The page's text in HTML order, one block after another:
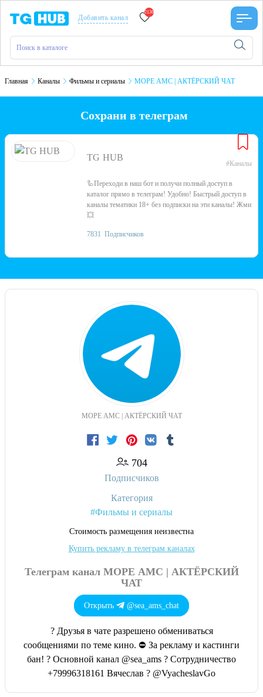
Добавить канал
2136
Главная Каналы Фильмы и сериалы МОРЕ АМС | АКТЁРСКИЙ ЧАТ
Сохрани в телеграм
TG HUB
#Каналы
🦾Переходи в наш бот и получи полный доступ в
каталог прямо в телеграм! Удобно! Быстрый доступ в
каналы тематики 18+ без подписки на эти каналы! Жми
💥
7831 Подписчиков
МОРЕ АМС | АКТЁРСКИЙ ЧАТ
Телеграм канал МОРЕ АМС | АКТЁРСКИЙ
ЧАТ
Открыть @sea_ams_chat
? Друзья в чате разрешено обмениваться
сообщениями по теме кино. ⛔ За рекламу и кастинги
бан! ? Основной канал @sea_ams ? Сотрудничество
+79996318161 Вячеслав ? @VyacheslavGo
704
Подписчиков
Категория
#Фильмы и сериалы
Cтоимость размещения неизвестна
Купить рекламу в телеграм каналах